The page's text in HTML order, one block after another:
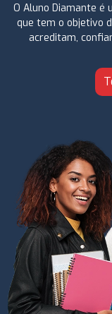
O Aluno Diamante é
que tem o objetivo
acreditam,